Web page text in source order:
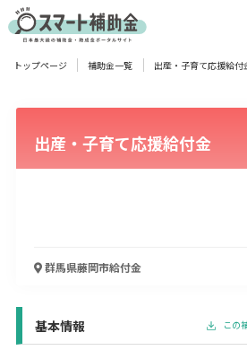
対象
企業 団体 個人 その他
業種
宿泊･旅館業
その他
トップページ 補助金一覧 出産・子育て応援給付
出産・子育て応援給付金
群馬県藤岡市給付金
基本情報 この